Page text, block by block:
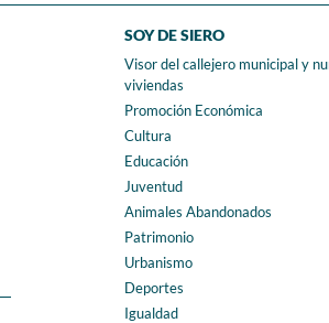
SOY DE SIERO
Visor del callejero municipal y
viviendas
Promoción Económica
Cultura
Educación
Juventud
Animales Abandonados
Patrimonio
Urbanismo
Deportes
Igualdad